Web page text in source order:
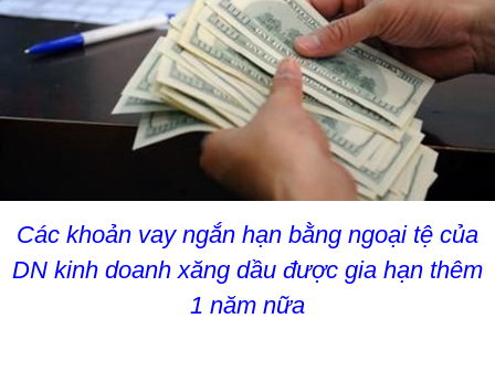
Các khoản vay ngắn hạn bằng ngoại tệ của
DN kinh doanh xăng dầu được gia hạn thêm
1 năm nữa